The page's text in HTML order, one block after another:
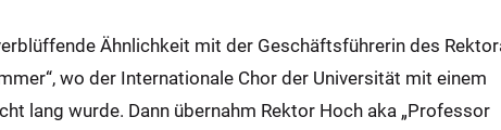
Ähnlichkeit mit der Geschäftsführerin des
wo der Internationale Chor der Universität mit einem
lang wurde. Dann übernahm Rektor Hoch aka „Professor